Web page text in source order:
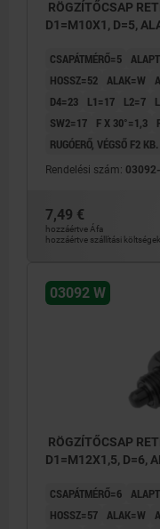
RÖGZÍTŐCSAP
D1=M10X1, D=5,
CSAPÁTMÉRŐ=5
HOSSZ=52 ALAK=W
D4=23
L1=17 L2=7
SW2=17
F X 30°=1,3
RUGÓERŐ, VÉGSŐ F2
Rendelési szám:
7,49 €
hozzáértve Áfa
hozzáértve szállítási költségek
03092 W
RÖGZÍTŐCSAP
D1=M12X1,5, D=6,
CSAPÁTMÉRŐ=6
HOSSZ=57 ALAK=W